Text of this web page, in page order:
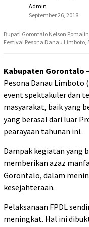
Admin
September 26, 2018
Bupati Gorontalo Nelson
Festival Pesona Danau Limboto,
Kabupaten Gorontalo
Pesona Danau Limboto
event spektakuler dan
masyarakat, baik yang
yang berasal dari luar
pearayaan tahunan ini.
Dampak kegiatan yang
memberikan azaz
Gorontalo, dalam
kesejahteraan.
Pelaksanaan FPDL
meningkat. Hal ini